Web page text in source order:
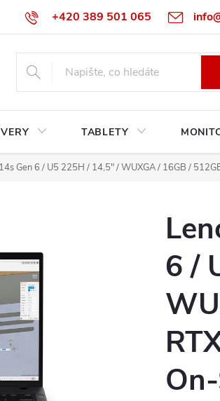
+420 389 501 065
TABLETY
Gen 6 / U5 225H / 14,5" / WUXGA / 16GB /
6 /